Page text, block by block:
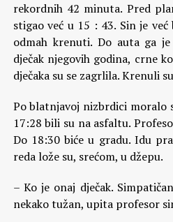
rekordnih 42 minuta. Pred
stigao već u 15 : 43. Sin je
odmah krenuti. Do auta ga
dječak njegovih godina, crne
dječaka su se zagrlila. Krenuli
Po blatnjavoj nizbrdici moralo
17:28 bili su na asfaltu.
Do 18:30 biće u gradu. Idu
reda lože su, srećom, u džepu.
– Ko je onaj dječak.
nekako tužan, upita profesor